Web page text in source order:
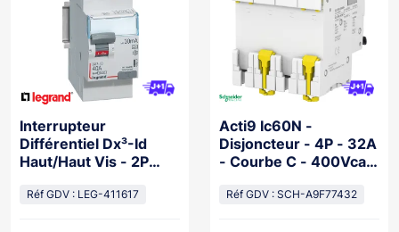
Interrupteur
Différentiel Dx³-Id
Haut/Haut Vis - 2P
30Ma - 2 Mod
Réf GDV : LEG-411617
Acti9 Ic60N -
Disjoncteur - 4P - 32A
- Courbe C - 400Vca -
Réf GDV : SCH-A9F77432